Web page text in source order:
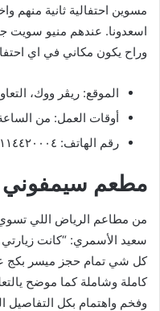
مسوين احتفالية ثانية منهم
اسعدونا. عندهم منيو سويت
وراح يكون مكاني في اي
الموقع: ريڤر ووك،
أوقات العمل: من الساعة ٦ص إلى الساعة
رقم الهاتف: ٠١١٤٤٢٠٠٠٤
مطعم سيمفوني
من مطاعم الرياض اللي
سعيد الأسمري: “كانت
كاملة وشاملة كما موضح
وفخم واهتمام بكل التفاصيل